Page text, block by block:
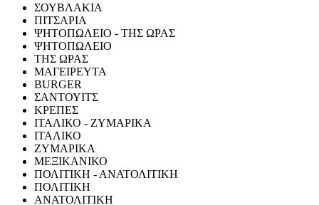
ΣΟΥΒΛΑΚΙΑ
ΠΙΤΣΑΡΙΑ
ΨΗΤΟΠΩΛΕΙΟ - ΤΗΣ ΩΡΑΣ
ΨΗΤΟΠΩΛΕΙΟ
ΤΗΣ ΩΡΑΣ
ΜΑΓΕΙΡΕΥΤΑ
BURGER
ΣΑΝΤΟΥΙΤΣ
ΚΡΕΠΕΣ
ΙΤΑΛΙΚΟ - ΖΥΜΑΡΙΚΑ
ΙΤΑΛΙΚΟ
ΖΥΜΑΡΙΚΑ
ΜΕΞΙΚΑΝΙΚΟ
ΠΟΛΙΤΙΚΗ - ΑΝΑΤΟΛΙΤΙΚΗ
ΠΟΛΙΤΙΚΗ
ΑΝΑΤΟΛΙΤΙΚΗ